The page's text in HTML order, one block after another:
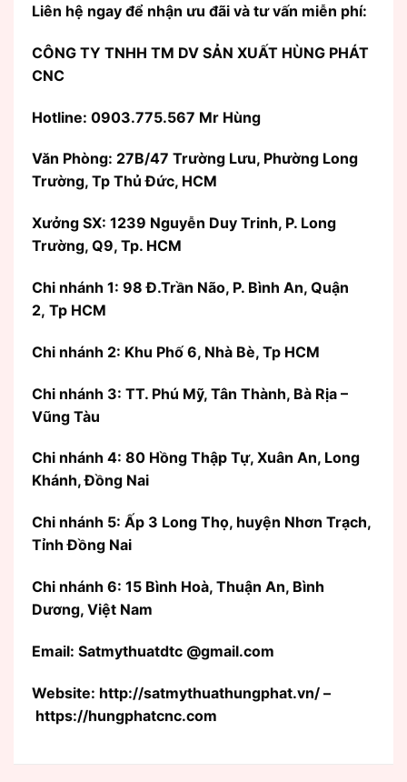
Liên hệ ngay để nhận ưu đãi và tư vấn miễn phí:
CÔNG TY TNHH TM DV SẢN XUẤT HÙNG PHÁT
CNC
Hotline: 0903.775.567 Mr Hùng
Văn Phòng: 27B/47 Trường Lưu, Phường Long
Trường, Tp Thủ Đức, HCM
Xưởng SX: 1239 Nguyễn Duy Trinh, P. Long
Trường, Q9, Tp. HCM
Chi nhánh 1: 98 Đ.Trần Não, P. Bình An, Quận
2, Tp HCM
Chi nhánh 2: Khu Phố 6, Nhà Bè, Tp HCM
Chi nhánh 3: TT. Phú Mỹ, Tân Thành, Bà Rịa –
Vũng Tàu
Chi nhánh 4: 80 Hồng Thập Tự, Xuân An, Long
Khánh, Đồng Nai
Chi nhánh 5: Ấp 3 Long Thọ, huyện Nhơn Trạch,
Tỉnh Đồng Nai
Chi nhánh 6: 15 Bình Hoà, Thuận An, Bình
Dương, Việt Nam
Email: Satmythuatdtc @gmail.com
Website: http://satmythuathungphat.vn/ –
https://hungphatcnc.com